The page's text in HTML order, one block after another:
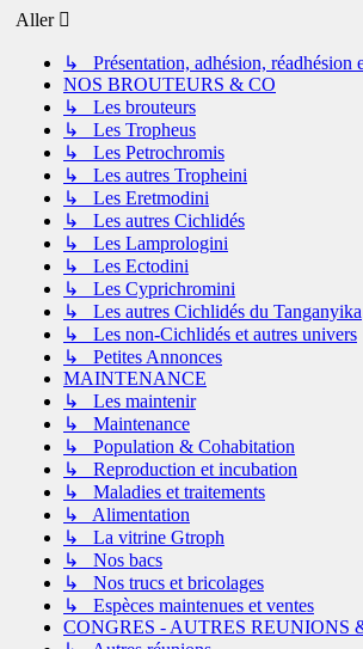
Aller
↳ Présentation, adhésion, réadhésion
NOS BROUTEURS & CO
↳ Les brouteurs
↳ Les Tropheus
↳ Les Petrochromis
↳ Les autres Tropheini
↳ Les Eretmodini
↳ Les autres Cichlidés
↳ Les Lamprologini
↳ Les Ectodini
↳ Les Cyprichromini
↳ Les autres Cichlidés du Tanganyika
↳ Les non-Cichlidés et autres univers
↳ Petites Annonces
MAINTENANCE
↳ Les maintenir
↳ Maintenance
↳ Population & Cohabitation
↳ Reproduction et incubation
↳ Maladies et traitements
↳ Alimentation
↳ La vitrine Gtroph
↳ Nos bacs
↳ Nos trucs et bricolages
↳ Espèces maintenues et ventes
CONGRES - AUTRES REUNIONS